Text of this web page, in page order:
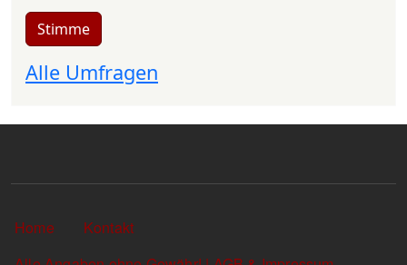
Stimme
Alle Umfragen
Sekundärlinks
Home
Kontakt